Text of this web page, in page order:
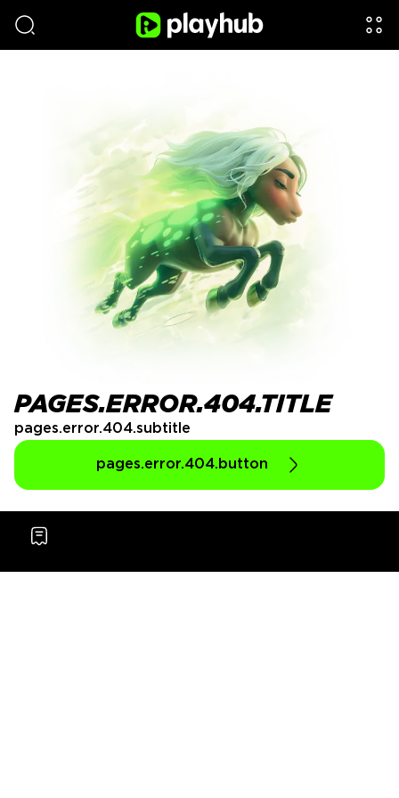
PAGES.ERROR.404.TITLE
pages.error.404.subtitle
pages.error.404.button